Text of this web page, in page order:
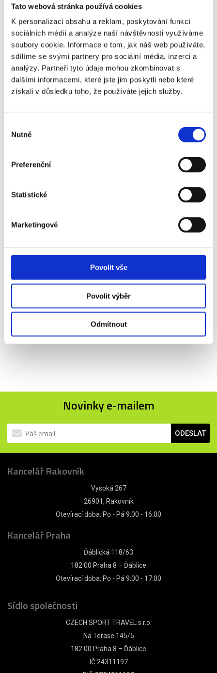
Tato webová stránka používá cookies
K personalizaci obsahu a reklam, poskytování funkcí
sociálních médií a analýze naší návštěvnosti využíváme
soubory cookie. Informace o tom, jak náš web používáte,
sdílíme se svými partnery pro sociální média, inzerci a
analýzy. Partneři tyto údaje mohou zkombinovat s
dalšími informacemi, které jste jim poskytli nebo které
získali v důsledku toho, že používáte jejich služby.
souhlasu
Nutné
Preferenční
Statistické
Marketingové
Povolit vše
Povolit výběr
Odmítnout
Oblast zájmu:
Novinky e-mailem
ODESLAT
Kancelář Rakovník
Vysoká 267
26901, Rakovník
Otevírací doba: Po - Pá 9:00 - 16:00
Kancelář Praha
Ďáblická 118/63
182 00 Praha 8 – Ďáblice
Otevírací doba: Po - Pá 9:00 - 17:00
Sídlo společnosti
CZECH SPORT TRAVEL s.r.o.
Na Terase 145/5
182 00 Praha 8 – Ďáblice
IČ 24311197